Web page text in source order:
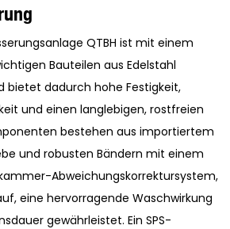
QTBH ist mit einem
Bauteilen aus Edelstahl
bietet dadurch hohe Festigkeit,
und einen langlebigen, rostfreien
bestehen aus importiertem
und robusten Bändern mit einem
Abweichungskorrektursystem,
eine hervorragende Waschwirkung
gewährleistet. Ein SPS-